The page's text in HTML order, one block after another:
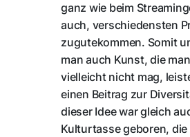
ganz wie beim
auch, verschiedensten
zugutekommen. Somit
man auch Kunst, die
vielleicht nicht mag,
einen Beitrag zur
dieser Idee war gleich
Kulturtasse geboren, die